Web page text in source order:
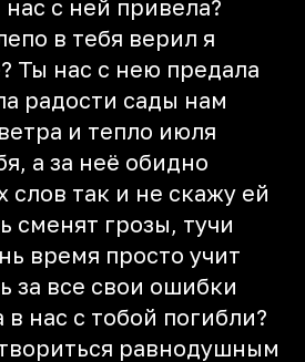
с ней привела?
в тебя верил я
Ты нас с нею предала
радости сады нам
и тепло июля
а за неё обидно
слов так и не скажу ей
сменят грозы, тучи
время просто учит
за все свои ошибки
в нас с тобой погибли?
равнодушным